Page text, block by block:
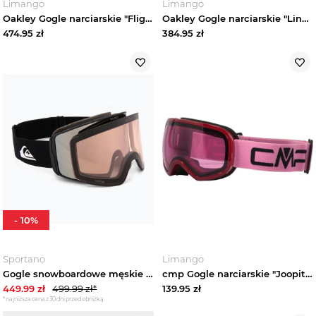
Rękawiczki snowboardowe męskie
Okulary sportowe męskie
Odzież rowerowa
Bielizna sportowa męska
Buty sportowe męskie
Legginsy męskie
Limango
Oakley Gogle narciarskie "Flight Path" w kolorze czarno-jasnobrązowym rozmiar: L
474.95 zł
Limango
Oakley Gogle narciarskie "Line Miner M" w kolorze żółto-czerwono-czarnym rozmiar: L
384.95 zł
Sportano
Gogle snowboardowe męskie Quiksilver Storm MG black / black clux ml silver
449.99 zł 499.99zł*
*najniższa cena z 30 dni przed obniżką
-10%
Limango
cmp Gogle narciarskie "Joopiter" w kolorze jasnoróżowym rozmiar: onesize
139.95 zł